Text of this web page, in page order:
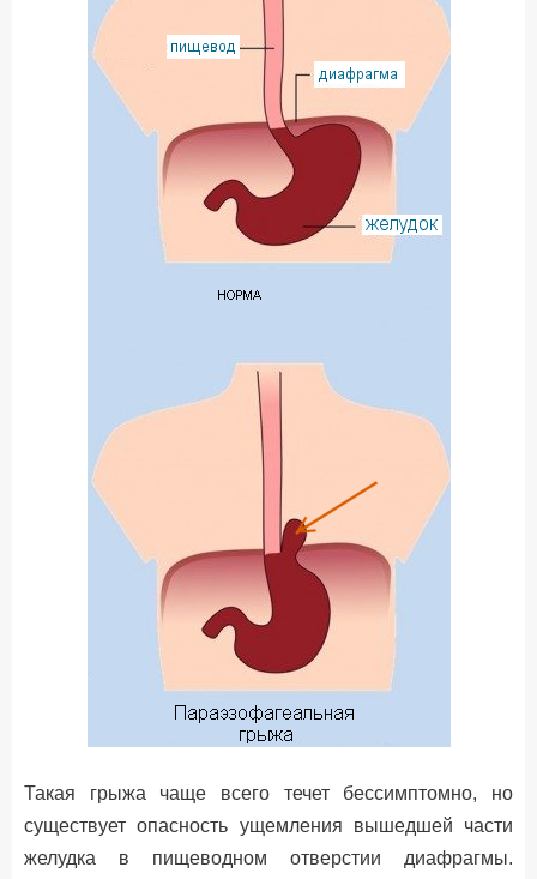
Такая грыжа чаще всего течет бессимптомно, но
существует опасность ущемления вышедшей части
желудка в пищеводном отверстии диафрагмы.